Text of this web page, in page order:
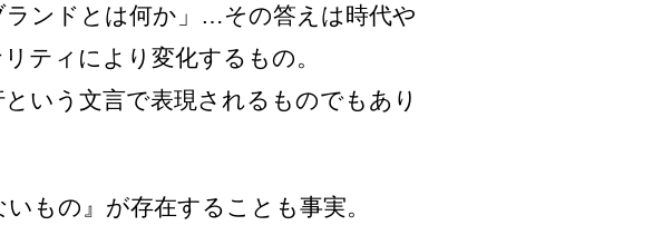
ランドとは何か」…その答えは時代や
ティにより変化するもの。
いう文言で表現されるものでもあり
もの』が存在することも事実。